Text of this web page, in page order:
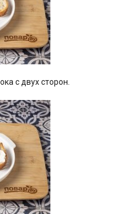
с двух сторон.